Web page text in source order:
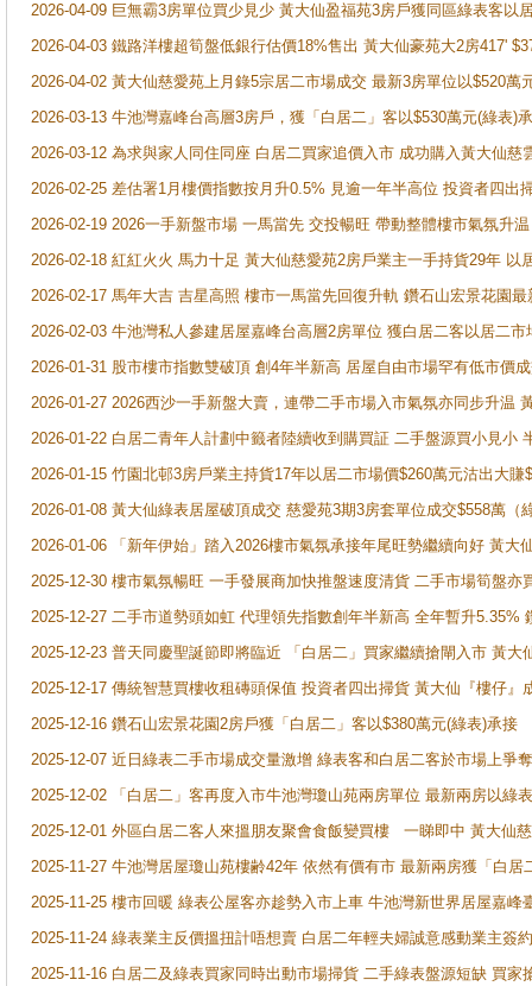
2026-04-09 巨無霸3房單位買少見少 黃大仙盈福苑3房戶獲同區綠表客以
2026-04-03 鐵路洋樓超筍盤低銀行估價18%售出 黃大仙豪苑大2房417'
2026-04-02 黃大仙慈愛苑上月錄5宗居二市場成交 最新3房單位以$520萬
2026-03-13 牛池灣嘉峰台高層3房戶，獲「白居二」客以$530萬元(綠表)
2026-03-12 為求與家人同住同座 白居二買家追價入市 成功購入黃大仙
2026-02-25 差估署1月樓價指數按月升0.5% 見逾一年半高位 投資者四
2026-02-19 2026一手新盤市場 一馬當先 交投暢旺 帶動整體樓市氣氛升
2026-02-18 紅紅火火 馬力十足 黃大仙慈愛苑2房戶業主一手持貨29年 以
2026-02-17 馬年大吉 吉星高照 樓市一馬當先回復升軌 鑽石山宏景花園
2026-02-03 牛池灣私人參建居屋嘉峰台高層2房單位 獲白居二客以居二市
2026-01-31 股市樓市指數雙破頂 創4年半新高 居屋自由市場罕有低市價
2026-01-27 2026西沙一手新盤大賣，連帶二手市場入市氣氛亦同步升温
2026-01-22 白居二青年人計劃中籤者陸續收到購買証 二手盤源買小見小
2026-01-15 竹園北邨3房戶業主持貨17年以居二市場價$260萬元沽出大賺
2026-01-08 黃大仙綠表居屋破頂成交 慈愛苑3期3房套單位成交$558萬（
2026-01-06 「新年伊始」踏入2026樓市氣氛承接年尾旺勢繼續向好 黃
2025-12-30 樓市氣氛暢旺 一手發展商加快推盤速度清貨 二手市場筍盤
2025-12-27 二手市道勢頭如虹 代理領先指數創年半新高 全年暫升5.35%
2025-12-23 普天同慶聖誕節即將臨近 「白居二」買家繼續搶閘入市 黃
2025-12-17 傳統智慧買樓收租磚頭保值 投資者四出掃貨 黃大仙『樓仔
2025-12-16 鑽石山宏景花園2房戶獲「白居二」客以$380萬元(綠表)承接
2025-12-07 近日綠表二手市場成交量激增 綠表客和白居二客於市場上
2025-12-02 「白居二」客再度入市牛池灣瓊山苑兩房單位 最新兩房以綠
2025-12-01 外區白居二客人來搵朋友聚會食飯變買樓 一睇即中 黃大仙
2025-11-27 牛池灣居屋瓊山苑樓齢42年 依然有價有市 最新兩房獲「白居
2025-11-25 樓市回暖 綠表公屋客亦趁勢入市上車 牛池灣新世界居屋嘉峰
2025-11-24 綠表業主反價搵扭計唔想賣 白居二年輕夫婦誠意感動業主簽
2025-11-16 白居二及綠表買家同時出動市場掃貨 二手綠表盤源短缺 買